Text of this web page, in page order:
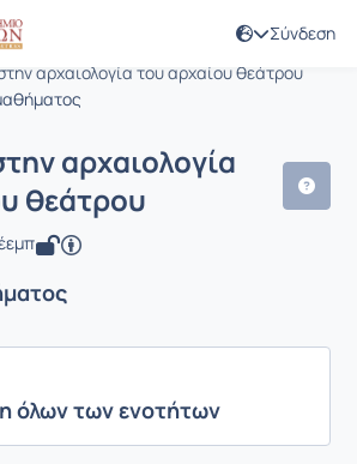
Σύνδεση
αρχαιολογία του αρχαίου θεάτρου
στην
αρχαιολογία
θεάτρου
όλων των ενοτήτων